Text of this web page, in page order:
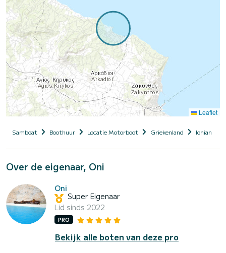
Leaflet
Samboat Boothuur Locatie Motorboot Griekenland Ionian
Over de eigenaar, Oni
Oni
Super Eigenaar
Lid sinds 2022
PRO
Bekijk alle boten van deze pro